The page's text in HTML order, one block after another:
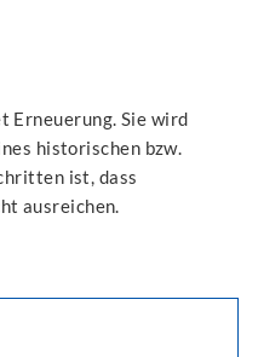
Erneuerung. Sie wird
historischen bzw.
ist, dass
ausreichen.